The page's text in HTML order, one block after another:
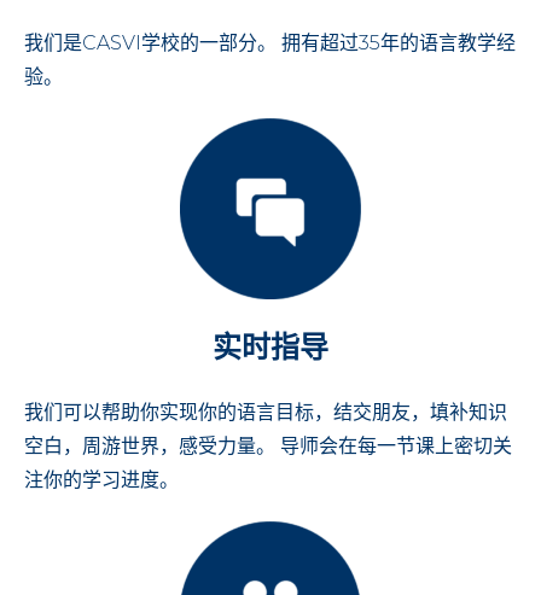
我们是CASVI学校的一部分。 拥有超过35年的语言教学经
验。
实时指导
我们可以帮助你实现你的语言目标，结交朋友，填补知识
空白，周游世界，感受力量。 导师会在每一节课上密切关
注你的学习进度。